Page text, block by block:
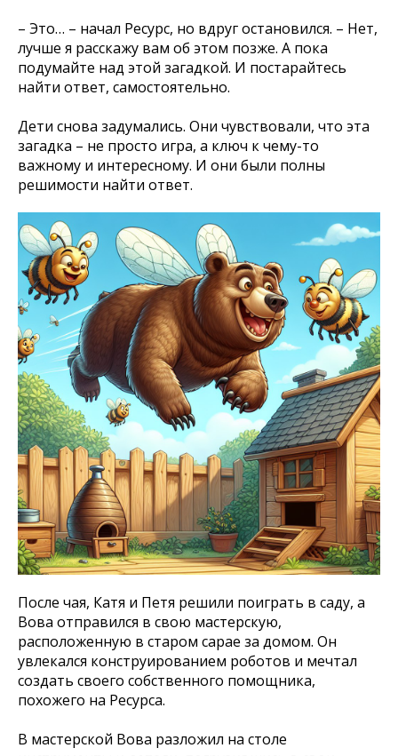
– Это… – начал Ресурс, но вдруг остановился. – Нет,
лучше я расскажу вам об этом позже. А пока
подумайте над этой загадкой. И постарайтесь
найти ответ, самостоятельно.
Дети снова задумались. Они чувствовали, что эта
загадка – не просто игра, а ключ к чему-то
важному и интересному. И они были полны
решимости найти ответ.
После чая, Катя и Петя решили поиграть в саду, а
Вова отправился в свою мастерскую,
расположенную в старом сарае за домом. Он
увлекался конструированием роботов и мечтал
создать своего собственного помощника,
похожего на Ресурса.
В мастерской Вова разложил на столе